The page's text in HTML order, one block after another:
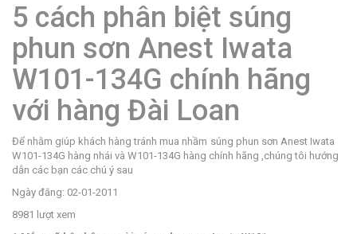
5 cách phân biệt súng
phun sơn Anest Iwata
W101-134G chính hãng
với hàng Đài Loan
Để nhằm giúp khách hàng tránh mua nhầm súng phun sơn Anest Iwata
W101-134G hàng nhái và W101-134G hàng chính hãng ,chúng tôi hướng
dẫn các bạn các chú ý sau
Ngày đăng: 02-01-2011
8981 lượt xem